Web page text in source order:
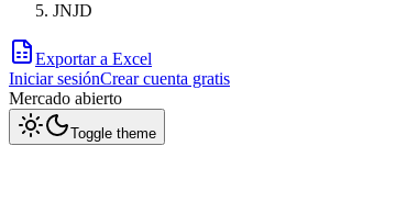
JNJD
Exportar a Excel
Iniciar sesiónCrear cuenta gratis
Mercado abierto
Toggle theme